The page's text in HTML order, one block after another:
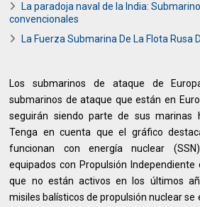
La paradoja naval de la India:
convencionales
La Fuerza Submarina De La Flota Rusa
Los submarinos de ataque de
submarinos de ataque que están en
seguirán siendo parte de sus marinas
Tenga en cuenta que el gráfico
funcionan con energía nuclear
equipados con Propulsión
que no están activos en los últimos
misiles balísticos de propulsión nuclear se